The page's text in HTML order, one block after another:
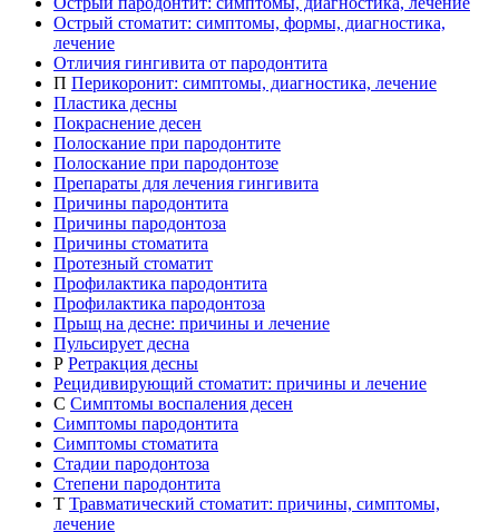
Острый стоматит: симптомы, формы, диагностика,
лечение
Отличия гингивита от пародонтита
П Перикоронит: симптомы, диагностика, лечение
Пластика десны
Покраснение десен
Полоскание при пародонтите
Полоскание при пародонтозе
Препараты для лечения гингивита
Причины пародонтита
Причины пародонтоза
Причины стоматита
Протезный стоматит
Профилактика пародонтита
Профилактика пародонтоза
Прыщ на десне: причины и лечение
Пульсирует десна
Р Ретракция десны
Рецидивирующий стоматит: причины и лечение
С Симптомы воспаления десен
Симптомы пародонтита
Симптомы стоматита
Стадии пародонтоза
Степени пародонтита
Т Травматический стоматит: причины, симптомы,
лечение